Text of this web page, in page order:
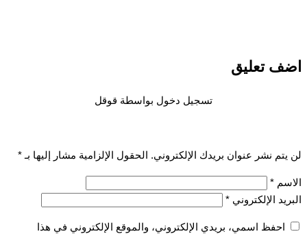
تعليق
تسجيل دخول بواسطة قوقل
نشر عنوان بريدك الإلكتروني. الحقول الإلزامية مشار إليها بـ*
*
الإلكتروني *
احفظ اسمي، بريدي الإلكتروني، والموقع الإلكتروني في هذا